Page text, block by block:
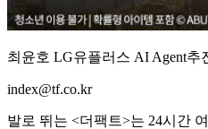
최윤호 LG유플러스 AI Agent
index@tf.co.kr
발로 뛰는 <더팩트>는 24시간